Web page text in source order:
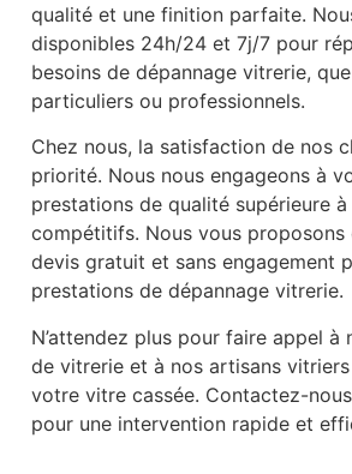
qualité et une finition parfaite.
disponibles 24h/24 et 7j/7 pour
besoins de dépannage vitrerie,
particuliers ou professionnels.
Chez nous, la satisfaction de nos
priorité. Nous nous engageons à
prestations de qualité supérieure
compétitifs. Nous vous proposons
devis gratuit et sans engagement
prestations de dépannage vitrerie.
N’attendez plus pour faire appel à
de vitrerie et à nos artisans
votre vitre cassée. Contactez-
pour une intervention rapide et